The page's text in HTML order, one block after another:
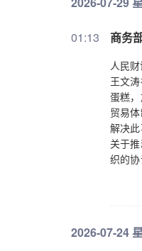
01:13 商务
人民
王文
蛋糕
贸易
解决
关于
织的
2026-07-24